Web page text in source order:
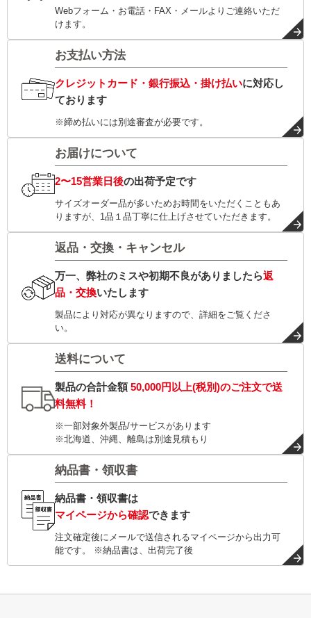
Webフォーム・お電話・FAX・メールよりご連絡いただ
けます。
お支払い方法
クレジットカード・銀行振込・掛け払いに対応し
ております
※締め払いには別途審査が必要です。
お届けについて
2〜15営業日後の出荷予定です
サイズオーダー品が多いためお時間をいただくこともあ
りますが、1品１品丁寧に仕上げさせていただきます。
返品・交換・キャンセル
万一、弊社のミスや初期不良がありましたら返
品・交換いたします
製品により対応が異なりますので、詳細をご覧くださ
い。
送料について
製品の合計金額50,000円以上(税別)のご注文で送
料無料！
※一部対象外製品/サービスがあります
※北海道、沖縄、離島は別途見積もり
納品書・領収書
納品書・領収書は
マイページから確認できます
注文確定後にメールで送信されるマイページから出力可
能です。 ※納品書は、出荷完了後